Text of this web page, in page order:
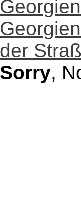
der
Sorry,